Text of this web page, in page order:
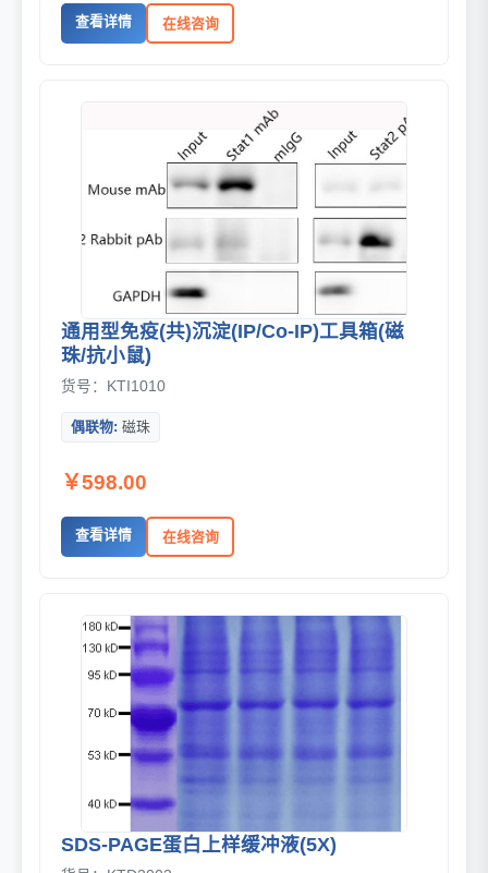
查看详情 在线咨询
通用型免疫(共)沉淀(IP/Co-IP)工具箱(磁
珠/抗小鼠)
货号：KTI1010
偶联物: 磁珠
￥598.00
查看详情 在线咨询
SDS-PAGE蛋白上样缓冲液(5X)